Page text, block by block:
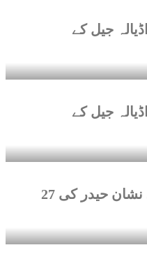
جیل کے
جیل کے
حیدر کی 27